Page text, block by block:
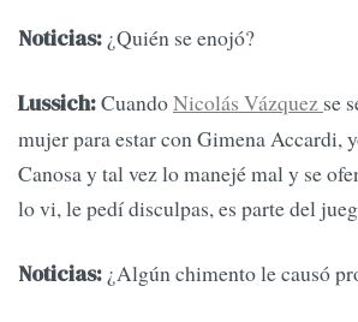
Noticias: ¿Quién se enojó?
Lussich:CuandoNicolás Vázquez se
mujer para estar con Gimena Accardi,
Canosa y tal vez lo manejé mal y se
lo vi, le pedí disculpas, es parte del
Noticias: ¿Algún chimento le causó